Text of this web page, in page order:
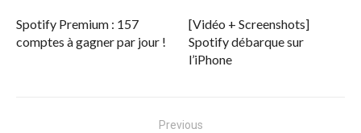
Spotify Premium : 157
comptes à gagner par jour !
[Vidéo + Screenshots]
Spotify débarque sur
l’iPhone
Previous